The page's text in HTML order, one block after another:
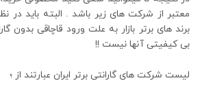
معتبر از شرکت های زیر باشد . البته باید در
برند های برتر بازار به علت ورود قاچاقی بدون
بی کیفیتی آنها نیست !!
لیست شرکت های گارانتی برتر ایران عبارتند از ؛